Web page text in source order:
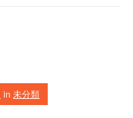
in 未分類